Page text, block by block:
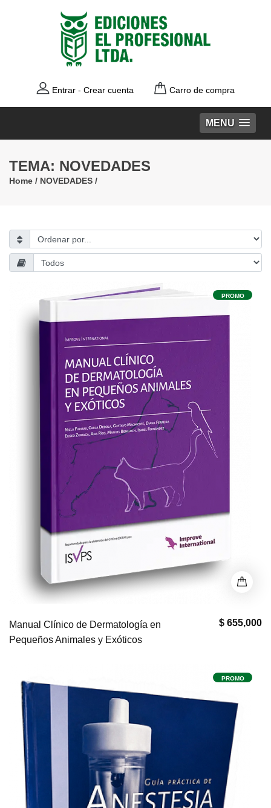
Entrar - Crear cuenta Carro de compra
MENU
TEMA: NOVEDADES
Home / NOVEDADES /
PROMO
$ 655,000
Manual Clínico de Dermatología en
Pequeños Animales y Exóticos
PROMO